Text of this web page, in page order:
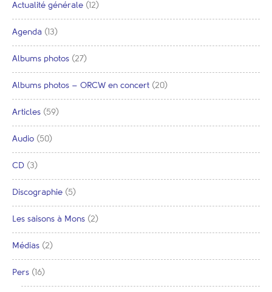
Actualité générale (12)
Agenda (13)
Albums photos (27)
Albums photos – ORCW en concert (20)
Articles (59)
Audio (50)
CD (3)
Discographie (5)
Les saisons à Mons (2)
Médias (2)
Pers (16)